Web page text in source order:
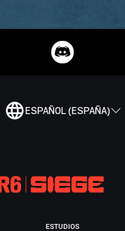
ESPAÑOL (ESPAÑA)
ESTUDIOS